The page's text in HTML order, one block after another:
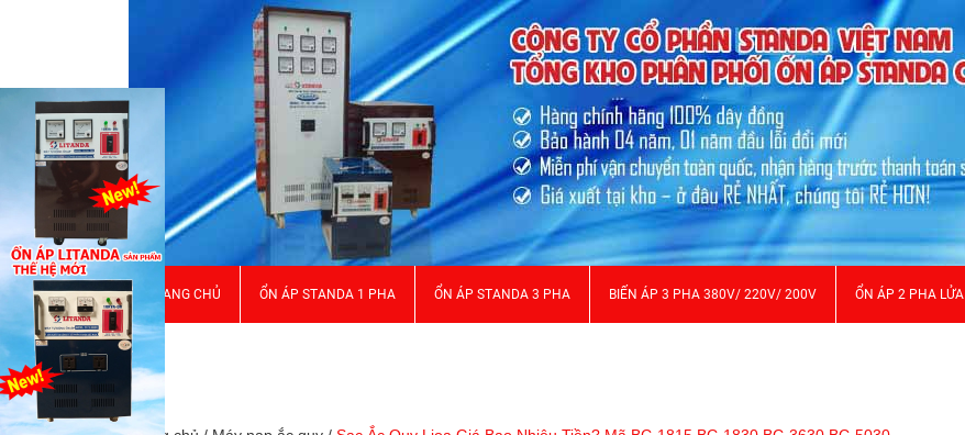
TRANG CHỦ ỔN ÁP STANDA 1 PHA ỔN ÁP STANDA 3 PHA BIẾN ÁP 3 PHA 380V/ 220V/ 200V ỔN ÁP 2 PHA LỬA